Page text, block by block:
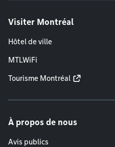
Visiter Montréal
Hôtel de ville
MTLWiFi
Tourisme Montréal
À propos de nous
Avis publics